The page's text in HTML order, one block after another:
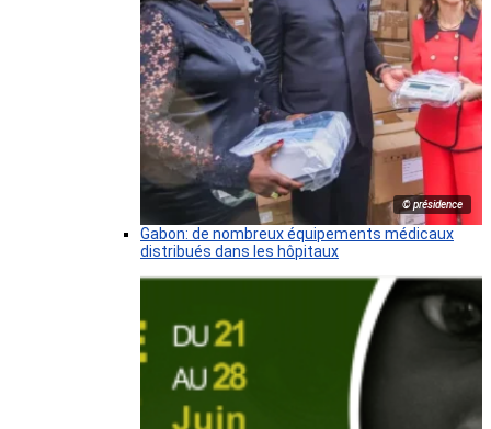
© présidence
Gabon: de nombreux équipements médicaux
distribués dans les hôpitaux